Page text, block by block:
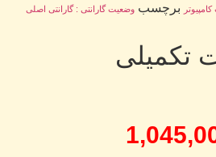
برچسب وضعیت گارانتی : گارانتی اصلی
تکمیلی